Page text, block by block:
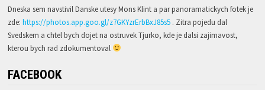
Dneska sem navstivil Danske utesy Mons Klint a par panoramatickych fotek je
zde: https://photos.app.goo.gl/z7GKYzrErbBxJ85s5. Zitra pojedu dal
Svedskem a chtel bych dojet na ostruvek Tjurko, kde je dalsi zajimavost,
kterou bych rad zdokumentoval
FACEBOOK